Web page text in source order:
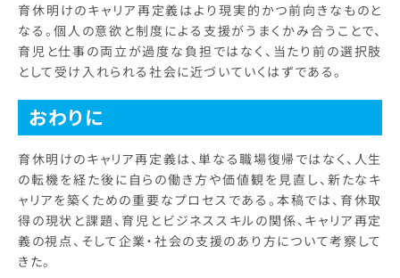
育休明けのキャリア再定義はより現実的かつ前向きなものと
なる。個人の意欲と制度による支援がうまくかみ合うことで、
育児と仕事の両立が過度な負担ではなく、当たり前の選択肢
として受け入れられる社会に近づいていくはずである。
おわりに
育休明けのキャリア再定義は、単なる職場復帰ではなく、人生
の転機を経た後に自らの働き方や価値観を見直し、新たなキ
ャリアを築くための重要なプロセスである。本稿では、育休取
得の現状と課題、育児とビジネススキルの関係、キャリア再定
義の視点、そして企業・社会の支援のあり方について考察して
きた。